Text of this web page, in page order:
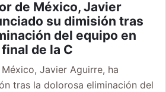
de México, Javier
su dimisión tras
del equipo en
de la C
Javier Aguirre, ha
tras la dolorosa eliminación del